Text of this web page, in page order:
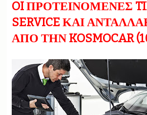
a
t
i
o
OI ΠΡΟΤΕΙΝΟΜΕΝΕΣ
SERVICE ΚΑΙ
ΑΠΟ ΤΗΝ KOSMOCAR